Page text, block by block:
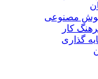
مصنوعی
کار
گذاری